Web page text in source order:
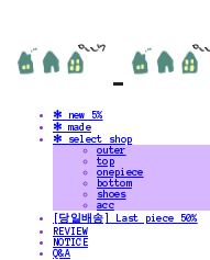
✻ new 5%
✻ made
✻ select shop
outer
top
onepiece
bottom
shoes
acc
[당일배송] Last piece 50%
REVIEW
NOTICE
Q&A